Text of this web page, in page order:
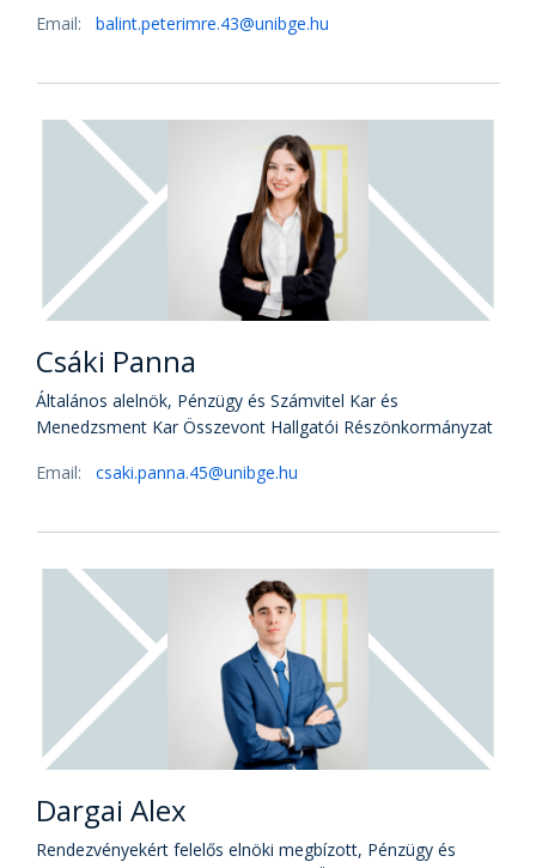
Email:
balint.peterimre.43@unibge.hu
Csáki Panna
Általános alelnök, Pénzügy és Számvitel Kar és
Menedzsment Kar Összevont Hallgatói Részönkormányzat
Email:
csaki.panna.45@unibge.hu
Dargai Alex
Rendezvényekért felelős elnöki megbízott, Pénzügy és